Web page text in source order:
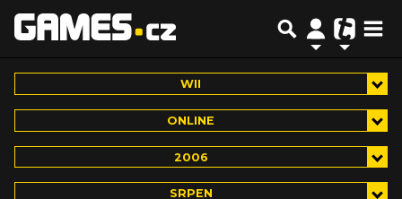
WII
ONLINE
2006
SRPEN